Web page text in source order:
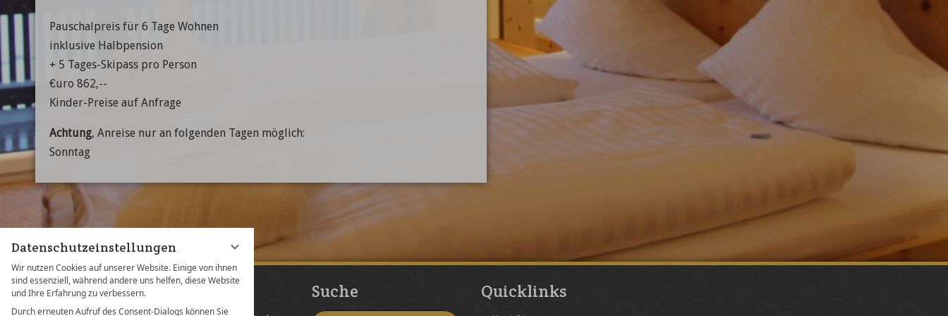
Datenschutzeinstellungen
Wir nutzen Cookies auf unserer Website. Einige von ihnen
sind essenziell, während andere uns helfen, diese Website
und Ihre Erfahrung zu verbessern.
Durch erneuten Aufruf des Consent-Dialogs können Sie
Pauschalpreis für 6 Tage Wohnen
inklusive Halbpension
+ 5 Tages-Skipass pro Person
€uro 862,--
Kinder-Preise auf Anfrage
Achtung, Anreise nur an folgenden Tagen möglich:
Sonntag
Kontakt Suche Quicklinks